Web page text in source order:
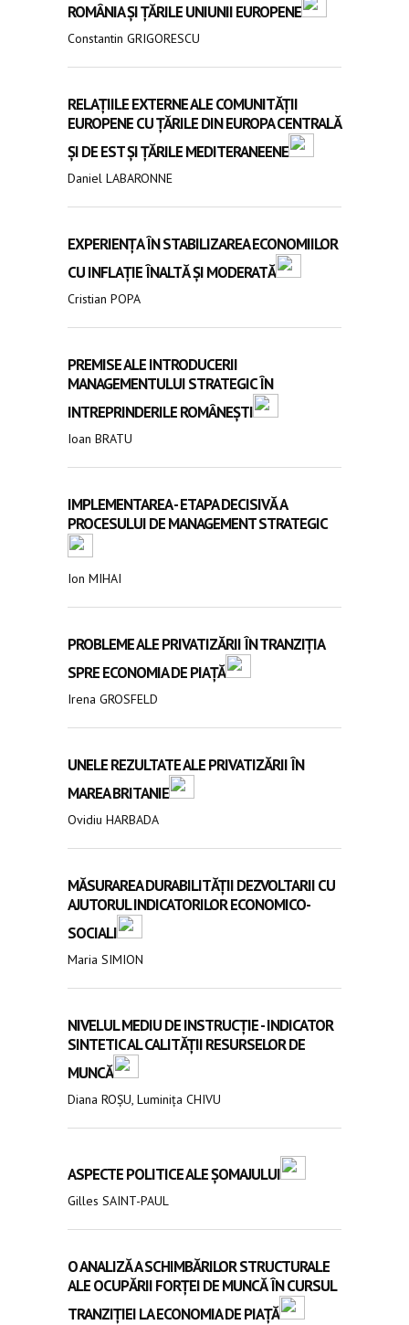
ROMÂNIA ȘI ȚĂRILE UNIUNII EUROPENE
Constantin GRIGORESCU
RELAȚIILE EXTERNE ALE COMUNITĂȚII
EUROPENE CU ȚĂRILE DIN EUROPA CENTRALĂ
ȘI DE EST ȘI ȚĂRILE MEDITERANEENE
Daniel LABARONNE
EXPERIENȚA ÎN STABILIZAREA ECONOMIILOR
CU INFLAȚIE ÎNALTĂ ȘI MODERATĂ
Cristian POPA
PREMISE ALE INTRODUCERII
MANAGEMENTULUI STRATEGIC ÎN
INTREPRINDERILE ROMÂNEȘTI
Ioan BRATU
IMPLEMENTAREA - ETAPA DECISIVĂ A
PROCESULUI DE MANAGEMENT STRATEGIC
Ion MIHAI
PROBLEME ALE PRIVATIZĂRII ÎN TRANZIȚIA
SPRE ECONOMIA DE PIAȚĂ
Irena GROSFELD
UNELE REZULTATE ALE PRIVATIZĂRII ÎN
MAREA BRITANIE
Ovidiu HARBADA
MĂSURAREA DURABILITĂȚII DEZVOLTARII CU
AJUTORUL INDICATORILOR ECONOMICO-
SOCIALI
Maria SIMION
NIVELUL MEDIU DE INSTRUCȚIE - INDICATOR
SINTETIC AL CALITĂȚII RESURSELOR DE
MUNCĂ
Diana ROȘU, Luminița CHIVU
ASPECTE POLITICE ALE ȘOMAJULUI
Gilles SAINT-PAUL
O ANALIZĂ A SCHIMBĂRILOR STRUCTURALE
ALE OCUPĂRII FORȚEI DE MUNCĂ ÎN CURSUL
TRANZIȚIEI LA ECONOMIA DE PIAȚĂ